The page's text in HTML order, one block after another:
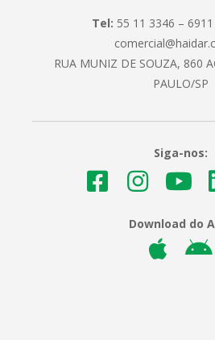
Tel: 55 11 3346 –
RUA MUNIZ DE SOUZA, 860
PAULO/SP
Siga-nos:
Download do